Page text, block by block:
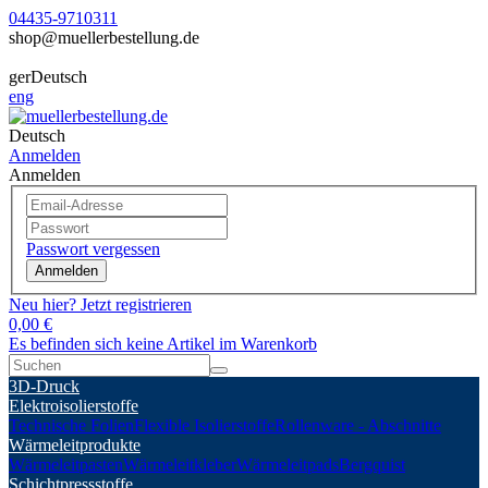
04435-9710311
shop@muellerbestellung.de
gerDeutsch
eng
Deutsch
Anmelden
Anmelden
Passwort vergessen
Anmelden
Neu hier? Jetzt registrieren
0,00 €
Es befinden sich keine Artikel im Warenkorb
3D-Druck
Elektroisolierstoffe
Technische FolienFlexible IsolierstoffeRollenware - Abschnitte
Wärmeleitprodukte
WärmeleitpastenWärmeleitkleberWärmeleitpadsBergquist
Schichtpressstoffe